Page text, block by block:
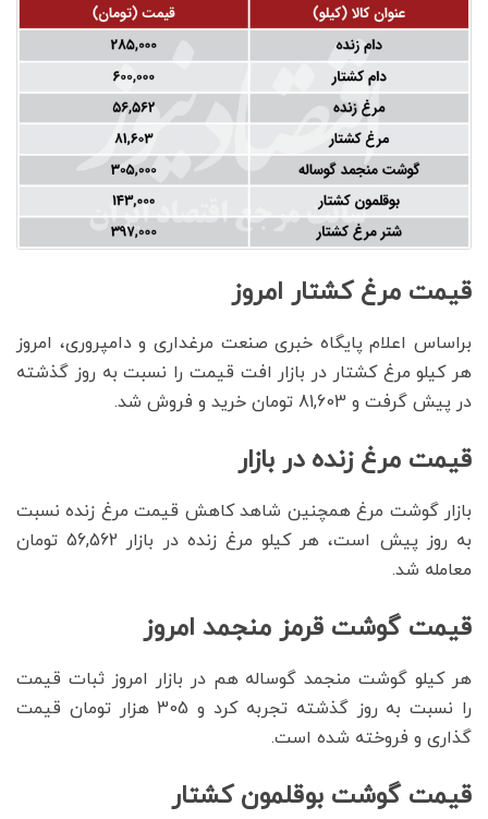
قیمت مرغ کشتار امروز
براساس اعلام پایگاه خبری صنعت مرغداری و دامپروری، امروز
هر کیلو مرغ کشتار در بازار افت قیمت را نسبت به روز گذشته
در پیش گرفت و 81,603 تومان خرید و فروش شد.
قیمت مرغ زنده در بازار
بازار گوشت مرغ همچنین شاهد کاهش قیمت مرغ زنده نسبت
به روز پیش است، هر کیلو مرغ زنده در بازار 56,562 تومان
معامله شد.
قیمت گوشت قرمز منجمد امروز
هر کیلو گوشت منجمد گوساله هم در بازار امروز ثبات قیمت
را نسبت به روز گذشته تجربه کرد و 305 هزار تومان قیمت
گذاری و فروخته شده است.
قیمت گوشت بوقلمون کشتار